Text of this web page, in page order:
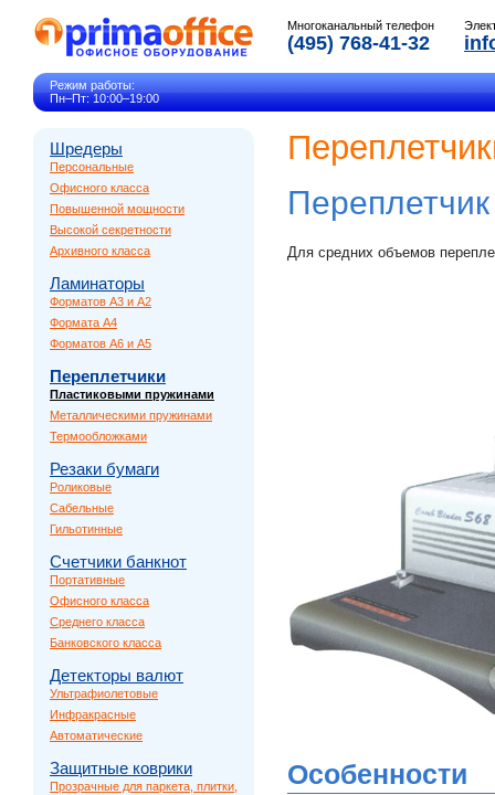
Многоканальный телефон
(495) 768-41-32
Режим работы:
Пн–Пт: 10:00–19:00
Шредеры
Персональные
Офисного класса
Повышенной мощности
Высокой секретности
Архивного класса
Ламинаторы
Форматов A3 и A2
Формата A4
Форматов A6 и A5
Переплетчики
Пластиковыми пружинами
Металлическими пружинами
Термообложками
Резаки бумаги
Роликовые
Сабельные
Гильотинные
Счетчики банкнот
Портативные
Офисного класса
Среднего класса
Банковского класса
Детекторы валют
Ультрафиолетовые
Инфракрасные
Автоматические
Защитные коврики
Прозрачные для паркета, плитки,
Для средних объемов
Особенности